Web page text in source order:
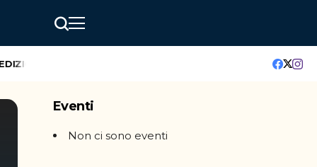
GreenMindAI Catania: l’hackathon che accende il
Eventi
Non ci sono eventi